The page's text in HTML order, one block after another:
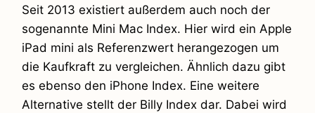
Seit 2013 existiert außerdem auch noch der
sogenannte Mini Mac Index. Hier wird ein Apple
iPad mini als Referenzwert herangezogen um
die Kaufkraft zu vergleichen. Ähnlich dazu gibt
es ebenso den iPhone Index. Eine weitere
Alternative stellt der Billy Index dar. Dabei wird